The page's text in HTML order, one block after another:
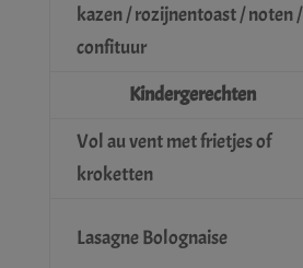
kazen / rozijnentoast / noten /
confituur
Kindergerechten
Vol au vent met frietjes of
kroketten
Lasagne Bolognaise